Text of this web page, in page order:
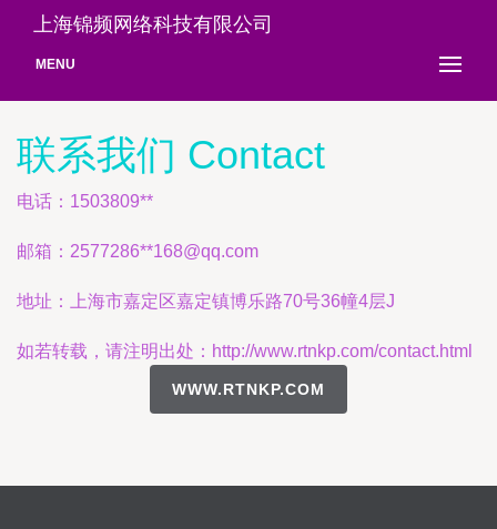
上海锦频网络科技有限公司
MENU
联系我们 Contact
电话：1503809**
邮箱：2577286**168@qq.com
地址：上海市嘉定区嘉定镇博乐路70号36幢4层J
如若转载，请注明出处：http://www.rtnkp.com/contact.html
WWW.RTNKP.COM